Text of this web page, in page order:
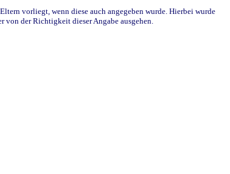
vorliegt, wenn diese auch angegeben wurde. Hierbei wurde
von der Richtigkeit dieser Angabe ausgehen.